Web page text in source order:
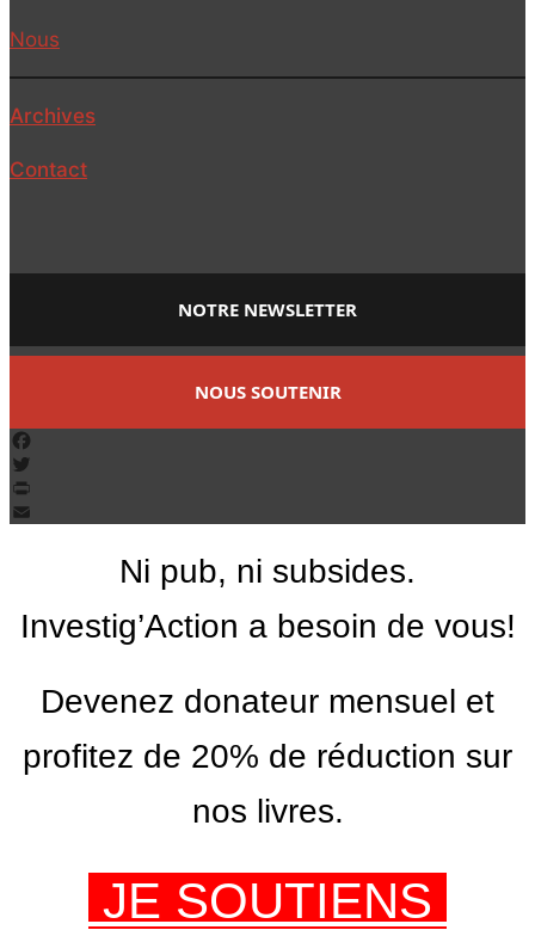
Nous
Archives
Contact
NOTRE NEWSLETTER
NOUS SOUTENIR
Facebook
Twitter
PrintFriendly
Ni pub, ni subsides.
Investig’Action a besoin de vous!
Devenez donateur mensuel et
profitez de 20% de réduction sur
nos livres.
JE SOUTIENS